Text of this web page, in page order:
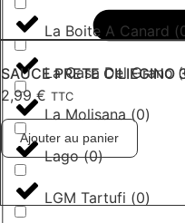
La Boite A Canard (
La Casa Del Grano (
La Molisana(0)
Lago(0)
LGM Tartufi (0)
SAUCE PRETE CILIEGINO
2,99€ TTC
Ajouter au panier